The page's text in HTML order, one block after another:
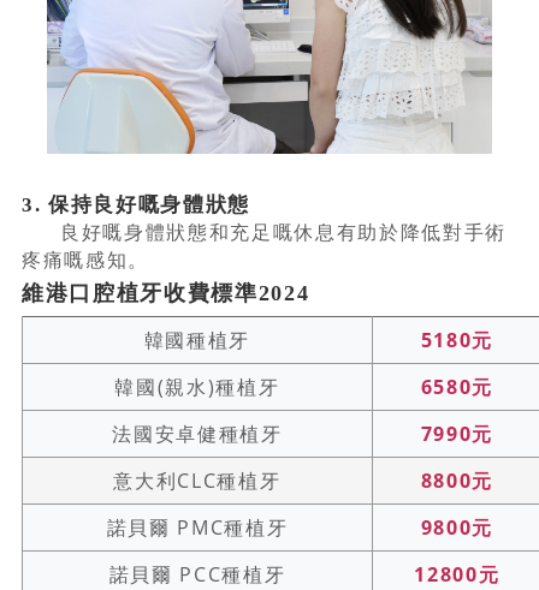
3. 保持良好嘅身體狀態
良好嘅身體狀態和充足嘅休息有助於降低對手術
疼痛嘅感知。
維港口腔植牙收費標準2024
韓國種植牙
5180元
韓國(親水)種植牙
6580元
法國安卓健種植牙
7990元
意大利CLC種植牙
8800元
諾貝爾 PMC種植牙
9800元
諾貝爾 PCC種植牙
12800元